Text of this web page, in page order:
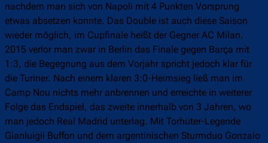
nachdem man sich von Napoli mit 4 Punkten Vorsprung
etwas absetzen konnte. Das Double ist auch diese Saison
wieder möglich, im Cupfinale heißt der Gegner AC Milan.
2015 verlor man zwar in Berlin das Finale gegen Barça mit
1:3, die Begegnung aus dem Vorjahr spricht jedoch klar für
die Turiner. Nach einem klaren 3:0-Heimsieg ließ man im
Camp Nou nichts mehr anbrennen und erreichte in weiterer
Folge das Endspiel, das zweite innerhalb von 3 Jahren, wo
man jedoch Real Madrid unterlag. Mit Torhüter-Legende
Gianluigii Buffon und dem argentinischen Sturmduo Gonzalo